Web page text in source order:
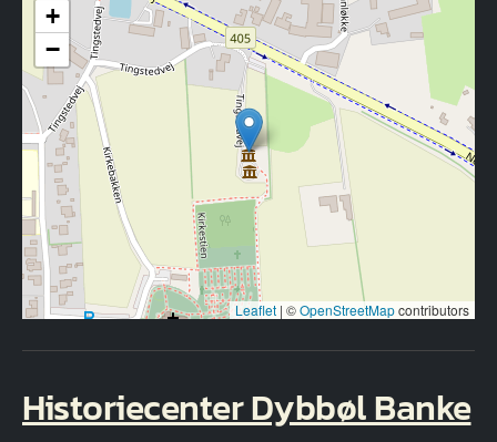
+
−
Leaflet | ©OpenStreetMapcontributors
Historiecenter Dybbøl Banke